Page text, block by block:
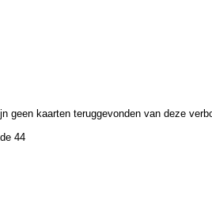
geen kaarten teruggevonden van deze
44